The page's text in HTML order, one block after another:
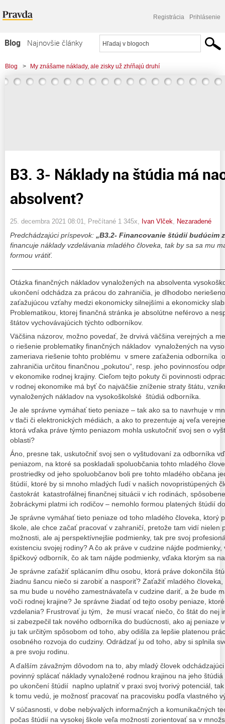
Registrácia Prihlásenie
Blog
Najnovšie články
Najčítanejšie články
Najkomentovanejšie články
Blog > My znášame náklady, ale zisky už zhŕňajú druhí
> B3. 3- Náklady na štúdia má naozaj znášať absolvent?
B3. 3- Náklady na štúdia má
absolvent?
25. decembra 2021 08:01 , Prečítané 1 345x, Ivan Vlček Nezaradené
Predchádzajúci príspevok: „B3.2- Financovanie štúdií budúcim
financuje náklady vzdelávania mladého človeka, tak by sa sa mu
formou vrátiť.
Otázka finančných nákladov vynaložených na absolventa
ukončení odchádza za prácou do zahraničia, je dlhodobo
zaťažujúcou vzťahy medzi ekonomicky silnejšími a ekonomicky
Problematikou, ktorej finančná stránka je absolútne neférovo a
štátov vychovávajúcich týchto odborníkov.
Väčšina názorov, možno povedať, že drvivá väčšina verejných a
o riešenie problematiky finančných nákladov vynaložených na
zameriava riešenie tohto problému v smere zaťaženia odborníka
zahraničia určitou finančnou „pokutou“, resp. jeho povinnosťou
v ekonomike rodnej krajiny. Cieľom tejto pokuty či povinnosti
v rodnej ekonomike má byť čo najväčšie zníženie straty štátu,
vynaložených nákladov na vysokoškolské štúdiá odborníka.
Je ale správne vymáhať tieto peniaze – tak ako sa to navrhuje v
v tlači či elektronických médiách, a ako to prezentuje aj veľa
ktorá vďaka práve týmto peniazom mohla uskutočniť svoj sen o
oblasti?
Áno, presne tak, uskutočniť svoj sen o vyštudovaní za odborníka
peniazom, na ktoré sa poskladali spoluobčania tohto mladého
prostriedky od jeho spoluobčanov boli pre tohto mladého občana
štúdií, ktoré by si mnoho mladých ľudí v našich novopristúpených
častokrát katastrofálnej finančnej situácii v ich rodinách,
žobráckymi platmi ich rodičov – nemohlo formou platených štúdií
Je správne vymáhať tieto peniaze od toho mladého človeka, ktorý
škole, ale chce začať pracovať v zahraničí, pretože tam vidí nielen
možnosti, ale aj perspektívnejšie podmienky, tak pre svoj
existenciu svojej rodiny? A čo ak práve v cudzine nájde
špičkový odborník, čo ak tam nájde podmienky, vďaka ktorým sa
Je správne zaťažiť splácaním dlhu osobu, ktorá práve dokončila
žiadnu šancu niečo si zarobiť a nasporiť? Zaťažiť mladého
sa mu bude u nového zamestnávateľa v cudzine dariť, a že bude
voči rodnej krajine? Je správne žiadať od tejto osoby peniaze,
vzdelania? Frustrovať ju tým, že musí vracať niečo, čo štát do nej
si zabezpečil tak nového odborníka do budúcnosti, ako aj peniaze
ju tak určitým spôsobom od toho, aby odišla za lepšie platenou
osobného rozvoja do cudziny. Odrádzať ju od toho, aby si splnila
a pre svoju rodinu.
A ďalším závažným dôvodom na to, aby mladý človek
povinný splácať náklady vynaložené rodnou krajinou na jeho
po ukončení štúdií naplno uplatniť v praxi svoj tvorivý potenciál,
k tomu vedú, je možnosť pracovať na pracovisku podľa vlastného
V súčasnosti, v dobe nebývalých informačných a komunikačných
počas štúdií na vysokej škole veľa možností zorientovať sa v